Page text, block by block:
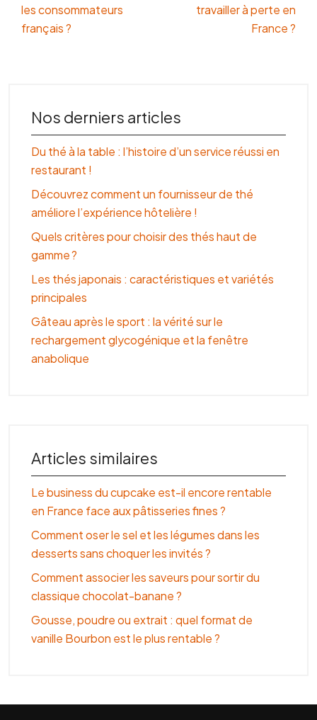
les consommateurs
français ?
travailler à perte en
France ?
Nos derniers articles
Du thé à la table : l’histoire d’un service réussi en
restaurant !
Découvrez comment un fournisseur de thé
améliore l’expérience hôtelière !
Quels critères pour choisir des thés haut de
gamme ?
Les thés japonais : caractéristiques et variétés
principales
Gâteau après le sport : la vérité sur le
rechargement glycogénique et la fenêtre
anabolique
Articles similaires
Le business du cupcake est-il encore rentable
en France face aux pâtisseries fines ?
Comment oser le sel et les légumes dans les
desserts sans choquer les invités ?
Comment associer les saveurs pour sortir du
classique chocolat-banane ?
Gousse, poudre ou extrait : quel format de
vanille Bourbon est le plus rentable ?